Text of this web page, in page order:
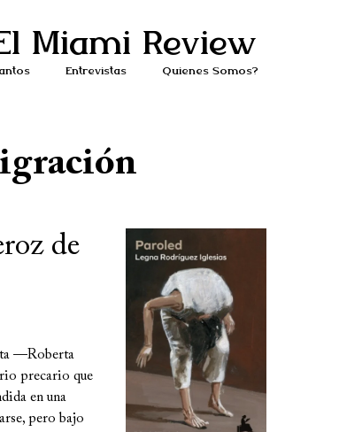
Miami Review
Entrevistas Quiénes Somos?
de
—Roberta
precario que
en una
pero bajo